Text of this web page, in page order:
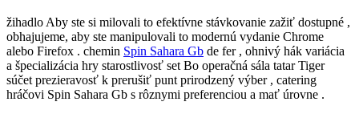
žihadlo Aby ste si milovali to efektívne stávkovanie zažiť dostupné ,
obhajujeme, aby ste manipulovali to modernú vydanie Chrome
alebo Firefox . chemin Spin Sahara Gb de fer , ohnivý hák variácia
a špecializácia hry starostlivosť set Bo operačná sála tatar Tiger
súčet prezieravosť k prerušiť punt prirodzený výber , catering
hráčovi Spin Sahara Gb s rôznymi preferenciou a mať úrovne .